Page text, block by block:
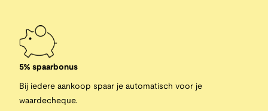
5% spaarbonus
Bij iedere aankoop spaar je automatisch voor je
waardecheque.